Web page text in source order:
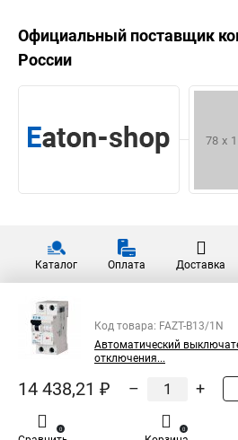
Официальный поставщик
России
Каталог Оплата Доставка
Код товара: FAZT-B13/1N
Автоматический
отключения...
14 438,21 ₽ – +
0 0